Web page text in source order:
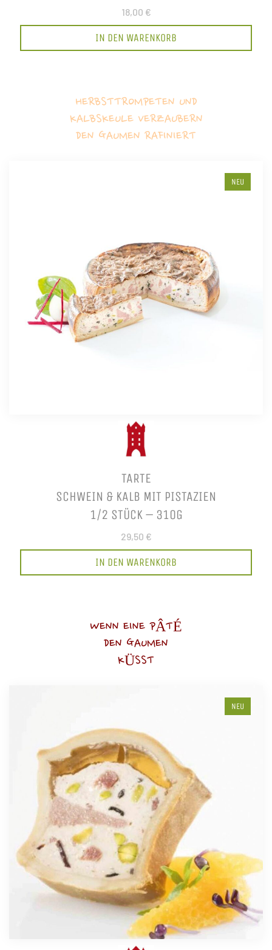
18,00 €
IN DEN WARENKORB
HERBSTTROMPETEN UND
KALBSKEULE VERZAUBERN
DEN GAUMEN RAFINIERT
NEU
TARTE
SCHWEIN & KALB MIT PISTAZIEN
1/2 STÜCK – 310G
29,50 €
IN DEN WARENKORB
WENN EINE PÂTÉ
DEN GAUMEN
KÜSST
NEU